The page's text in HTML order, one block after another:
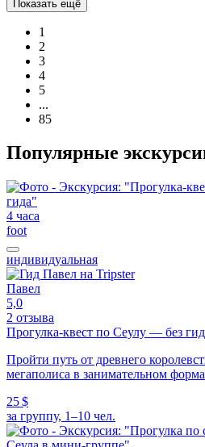
Показать ещё
1
2
3
4
5
...
85
Популярные
4 часа
foot
индивидуальная
Павел
5,0
2 отзыва
Прогулка-квест по Сеулу — без
Пройти путь от древнего
мегаполиса в занимательном
25 $
за группу, 1–10 чел.